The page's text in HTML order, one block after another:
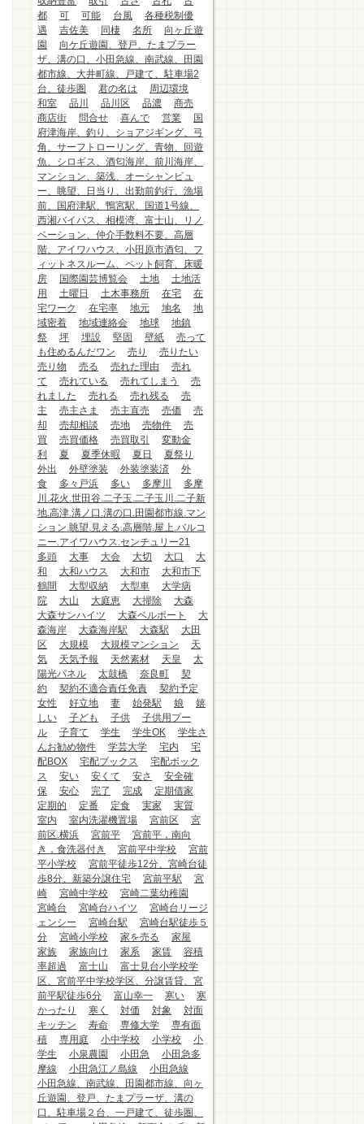
都
可 可能 台風
各種税制優
遇
吉佐美 同棲 名所
向ヶ丘遊
園
向ケ丘遊園、登戸、たまプラー
ザ、溝の口、小田急線、南武線、田園
都市線、大井町線、戸建て、駐車場2
台、徒歩圏
君の名は
周辺環境
和室
品川 品川区 品濃
商売
商店街
問合せ 喜んで 営業
国
府津海岸、釣り、ショアジギング、弓
角、サーフトローリング、青物、回遊
魚、シロギス、酒匂海岸、前川海岸、
マンション、築浅、オーシャンビュ
ー、眺望、日当り、出勤前釣行、漁場
前、国府津駅、鴨宮駅、国道1号線、
西湘バイパス、相模湾、富士山、リノ
ベーション、仲介手数料不要、高層
階、アイワハウス、小田原市酒匂、フ
ィットネスルーム、ペット飼育、床暖
房
国際園芸博覧会 土地
土地活
用
土曜日 土木事務所 在宅
在
宅ワーク
在宅率 地元 地名
地
域密着
地域連絡会 地球
地鎮
祭
坪 埋設 堅固 壁紙
売って
も住めるんだワン
売り
売りたい
売り物
売る 売れた理由
売れ
て
売れている 売れてしまう
売
れました
売れる 売れ残る
売
主
売主さま 売主直売 売価
売
却
売却相談 売地 売物件
売
買
売買価格 売買取引
変動金
利
夏 夏季休暇 夏日
夏祭り
外出
外壁塗装 外装塗装済
外
食
多々戸浜 多い 多摩川
多摩
川.花火.世田谷.二子玉.二子玉川.二子新
地.高津.溝ノ口.溝の口.田園都市線.マン
ション.眺望.見える.高層階.屋上.バルコ
ニー.アイワハウス.センチュリー21
多頭
大事 大会 大切 大口
大
和
大和ハウス 大和市
大和市下
鶴間
大型収納 大型車
大学病
院
大山 大庭恵 大掃除
大森
大森サンハイツ
大森ベルポート
大
森海岸
大森海岸駅 大森駅
大田
区
大規模 大規模マンション
天
気
天気予報 天然素材 天皇
太
陽光パネル
太鼓橋 奈良町
契
約
契約不適合責任免責
契約予定
女性
好立地 妻 始発駅 娘
嬉
しい
子ども 子供
子供用プー
ル
子育て 学生 学生OK
学生さ
んお勧め物件
学芸大学 宅内
宅
配BOX
宅配ブックス
宅配ボック
ス
安い 安くて 安さ
安全確
保
安心 完了 完成
定期借家
定期的
定番 定食 実家
実質
室内
室内洗濯機置場 宮前区
宮
前区.横浜
宮前平
宮前平，南向
き，食洗器付き
宮前平中学校
宮前
平小学校
宮前平徒歩12分、宮崎台徒
歩8分、新築分譲住宅
宮前平駅
宮
崎
宮崎中学校
宮崎二葉幼稚園
宮崎台
宮崎台ハイツ
宮崎台リージ
ェンシー
宮崎台駅
宮崎台駅徒歩５
分
宮崎小学校 家を売る
家屋
家族
家族向け 家系 家賃
容積
率超過
富士山
富士見台小学校学
区、宮前平中学校学区、分譲賃貸、宮
前平駅徒歩6分
富山幸一 寒い
寒
かったり
寒く 対価 対象
対面
キッチン
寿命 専修大学
専有面
積
専用庭 小中学校 小学校
小
学生
小泉農園 小田急
小田急多
摩線
小田急江ノ島線
小田急線
小田急線、南武線、田園都市線、向ヶ
丘遊園、登戸、たまプラーザ、溝の
口、駐車場２台、一戸建て、徒歩圏、